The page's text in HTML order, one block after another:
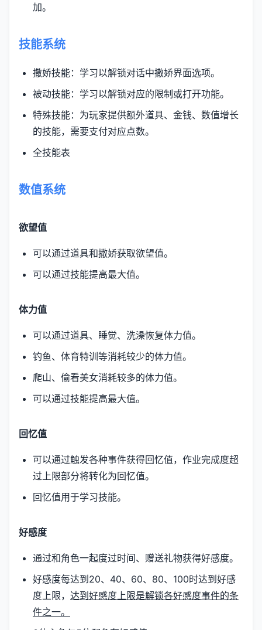
加。
技能系统
撒娇技能：学习以解锁对话中撒娇界面选项。
被动技能：学习以解锁对应的限制或打开功能。
特殊技能：为玩家提供额外道具、金钱、数值增长
的技能，需要支付对应点数。
全技能表
数值系统
欲望值
可以通过道具和撒娇获取欲望值。
可以通过技能提高最大值。
体力值
可以通过道具、睡觉、洗澡恢复体力值。
钓鱼、体育特训等消耗较少的体力值。
爬山、偷看美女消耗较多的体力值。
可以通过技能提高最大值。
回忆值
可以通过触发各种事件获得回忆值，作业完成度超
过上限部分将转化为回忆值。
回忆值用于学习技能。
好感度
通过和角色一起度过时间、赠送礼物获得好感度。
好感度每达到20、40、60、80、100时达到好感
度上限， 达到好感度上限是解锁各好感度事件的条
件之一。